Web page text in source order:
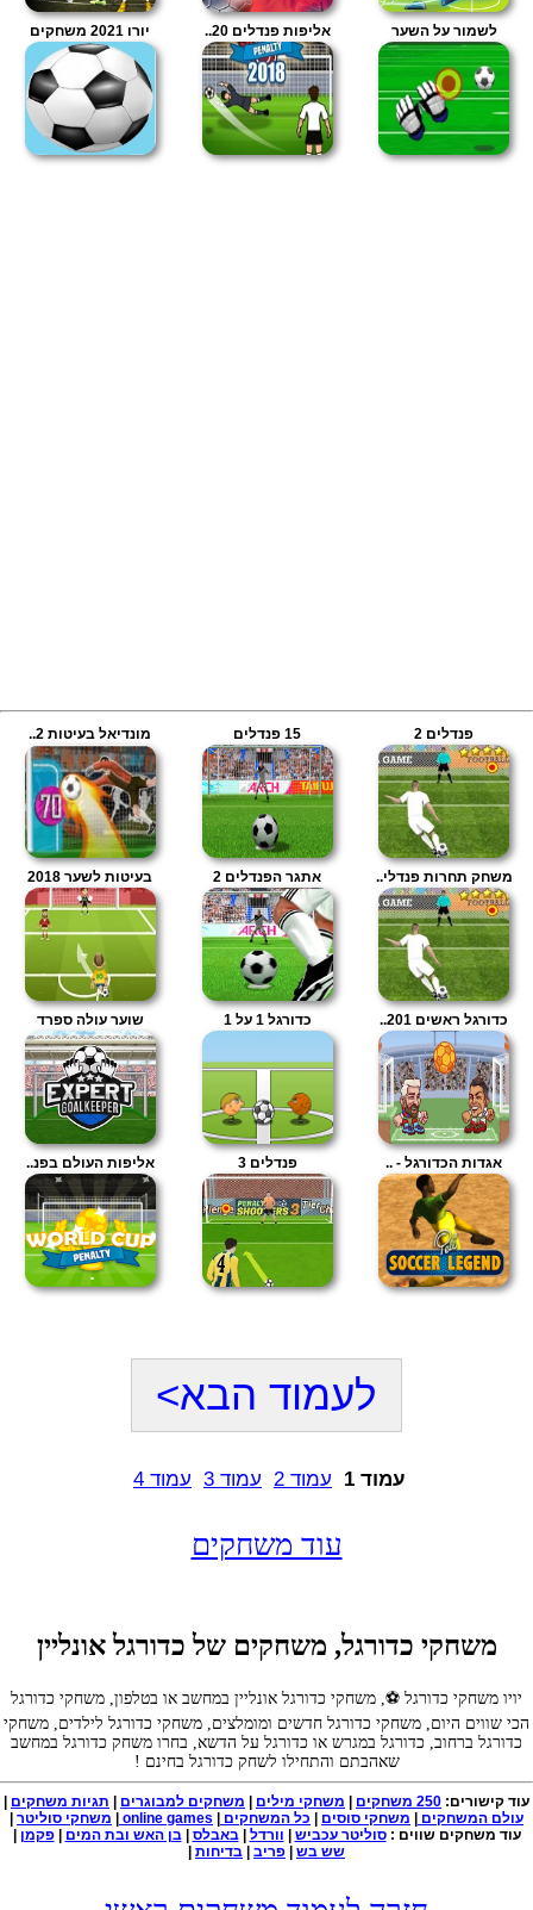
לשמור על השער אליפות פנדלים 20.. יורו 2021 משחקים
פנדלים 2 15 פנדלים מונדיאל בעיטות 2..
משחק תחרות פנדלי.. אתגר הפנדלים 2 בעיטות לשער 2018
כדורגל ראשים 201.. כדורגל 1 על 1 שוער עולה ספרד
אגדות הכדורגל - .. פנדלים 3 אליפות העולם בפנ..
לעמוד הבא>
עמוד 1 עמוד 2 עמוד 3 עמוד 4
עוד משחקים
משחקי כדורגל, משחקים של כדורגל אונליין
יויו משחקי כדורגל ⚽, משחקי כדורגל אונליין במחשב או בטלפון, משחקי כדורגל
הכי שווים היום, משחקי כדורגל חדשים ומומלצים, משחקי כדורגל לילדים, משחקי
כדורגל ברחוב, כדורגל במגרש או כדורגל על הדשא, בחרו משחק כדורגל במחשב
שאהבתם והתחילו לשחק כדורגל בחינם !
עוד קישורים: 250 משחקים | משחקי מילים| משחקים למבוגרים| תגיות משחקים|
עולם המשחקים | משחקי סוסים| כל המשחקים |
online games
| משחקי סוליטר|
עוד משחקים שווים : סוליטר עכביש| וורדל| באבלס| בן האש ובת המים| פקמן|
שש בש| פריב| בדיחות|